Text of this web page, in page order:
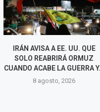
IRÁN AVISA A EE. UU. QUE
SOLO REABRIRÁ ORMUZ
CUANDO ACABE LA GUERRA Y...
8 agosto, 2026